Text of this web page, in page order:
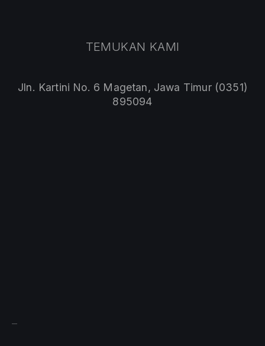
TEMUKAN KAMI
Jln. Kartini No. 6 Magetan, Jawa Timur (0351)
895094